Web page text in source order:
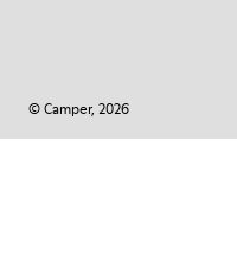
© Camper, 2026